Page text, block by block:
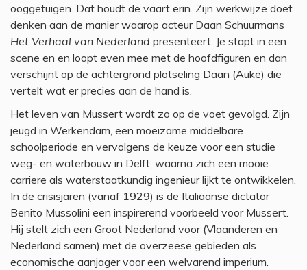
ooggetuigen. Dat houdt de vaart erin. Zijn werkwijze doet
denken aan de manier waarop acteur Daan Schuurmans
Het Verhaal van Nederland presenteert. Je stapt in een
scene en en loopt even mee met de hoofdfiguren en dan
verschijnt op de achtergrond plotseling Daan (Auke) die
vertelt wat er precies aan de hand is.
Het leven van Mussert wordt zo op de voet gevolgd. Zijn
jeugd in Werkendam, een moeizame middelbare
schoolperiode en vervolgens de keuze voor een studie
weg- en waterbouw in Delft, waarna zich een mooie
carriere als waterstaatkundig ingenieur lijkt te ontwikkelen.
In de crisisjaren (vanaf 1929) is de Italiaanse dictator
Benito Mussolini een inspirerend voorbeeld voor Mussert.
Hij stelt zich een Groot Nederland voor (Vlaanderen en
Nederland samen) met de overzeese gebieden als
economische aanjager voor een welvarend imperium.